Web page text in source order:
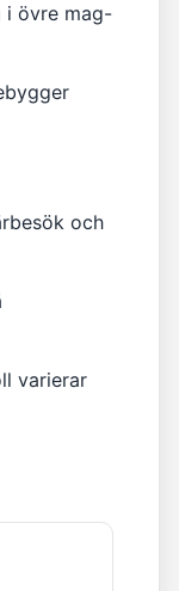
i övre mag-
och
varierar